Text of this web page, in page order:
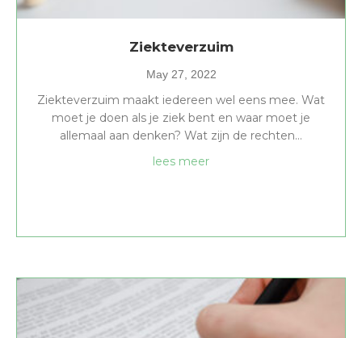
Ziekteverzuim
May 27, 2022
Ziekteverzuim maakt iedereen wel eens mee. Wat
moet je doen als je ziek bent en waar moet je
allemaal aan denken? Wat zijn de rechten…
lees meerabout Ziekteverzuim